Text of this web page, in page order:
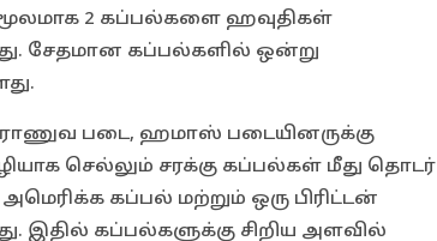
2 கப்பல்களை ஹவுதிகள்
சேதமான கப்பல்களில் ஒன்று
ராணுவ படை, ஹமாஸ் படையினருக்கு
செல்லும் சரக்கு கப்பல்கள் மீது தொடர்
அமெரிக்க கப்பல் மற்றும் ஒரு பிரிட்டன்
இதில் கப்பல்களுக்கு சிறிய அளவில்